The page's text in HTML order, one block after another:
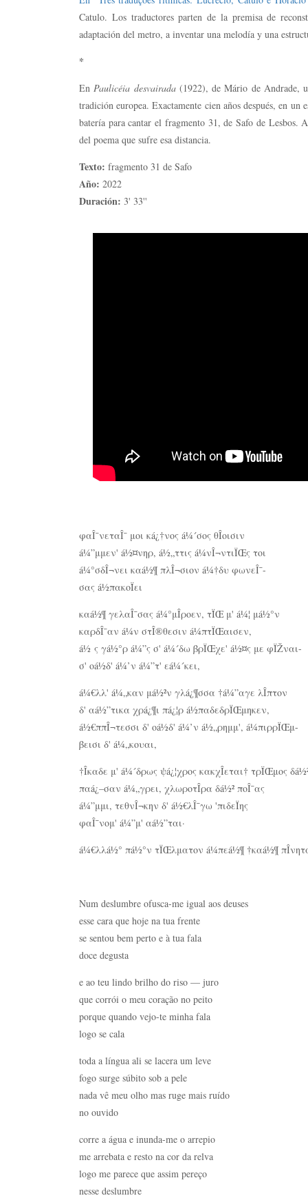
Catulo. Los traductores parten de la premisa de
adaptación del metro, a inventar una melodía y una
*
EnPaulicéia desvairada (1922), de Mário de Andrade,
tradición europea. Exactamente cien años después, en
batería para cantar el fragmento 31, de Safo de Lesbos.
del poema que sufre esa distancia.
Texto: fragmento 31 de Safo
Año: 2022
Duración: 3' 33''
φαÎ¯νεταÎ¯ μοι κá¿†νος á¼´σος θÎ­οισιν
á¼”μμεν' á½¤νηρ, á½„ττις á¼νÎ¬ντιÏŒς τοι
á¼°σδÎ¬νει καá½¶ πλÎ¬σιον á¼†δυ φωνεÎ¯-
σας á½πακοÏει
καá½¶ γελαÎ¯σας á¼°μÎ­ροεν, τÏŒ μ' á¼¦ μá½°ν
καρδÎ¯αν á¼ν στÎ®θεσιν á¼πτÏŒαισεν,
á½ ς γá½°ρ á¼”ς σ' á¼´δω βρÏŒχε' á½¤ς με φÏŽναι-
σ' οá½δ' á¼’ν á¼”τ' εá¼´κει,
á¼€λλ' á¼„καν μá½²ν γλá¿¶σσα †á¼”αγε λÎ­πτον
δ' αá½”τικα χρá¿¶ι πá¿¦ρ á½παδεδρÏŒμηκεν,
á½€ππÎ¬τεσσι δ' οá½δ' á¼’ν á½„ρημμ', á¼πιρρÏŒμ-
βεισι δ' á¼„κουαι,
†Î­καδε μ' á¼´δρως ψá¿¦χρος κακχÎ­εται† τρÏŒμος
παá¿–σαν á¼„γρει, χλωροτÎ­ρα δá½² ποÎ¯ας
á¼”μμι, τεθνÎ¬κην δ' á½€λÎ¯γω 'πιδεÏης
φαÎ¯νομ' á¼”μ' αá½”ται·
á¼€λλá½° πá½°ν τÏŒλματον á¼πεá½¶ †καá½¶
Num deslumbre ofusca-me igual aos deuses
esse cara que hoje na tua frente
se sentou bem perto e à tua fala
doce degusta
e ao teu lindo brilho do riso — juro
que corrói o meu coração no peito
porque quando vejo-te minha fala
logo se cala
toda a língua ali se lacera um leve
fogo surge súbito sob a pele
nada vê meu olho mas ruge mais ruído
no ouvido
corre a água e inunda-me o arrepio
me arrebata e resto na cor da relva
logo me parece que assim pereço
nesse deslumbre